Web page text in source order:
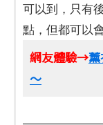
可以到，只有
點，但都可以會
網友體驗→
～